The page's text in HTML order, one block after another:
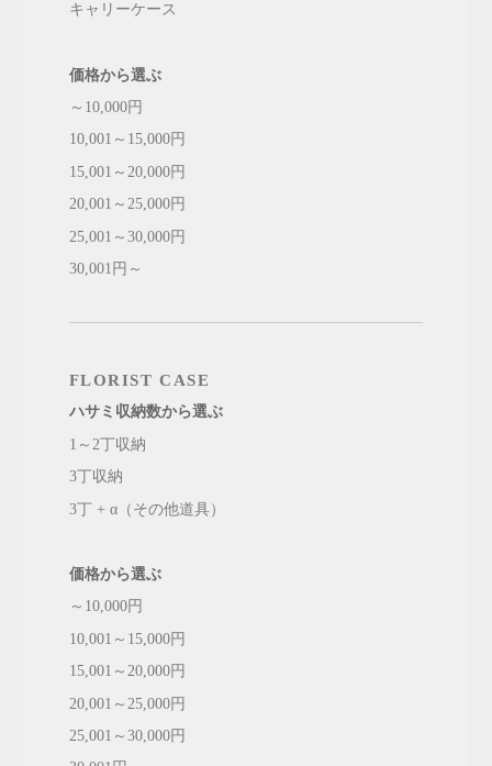
キャリーケース
価格から選ぶ
～10,000円
10,001～15,000円
15,001～20,000円
20,001～25,000円
25,001～30,000円
30,001円～
FLORIST CASE
ハサミ収納数から選ぶ
1～2丁収納
3丁収納
3丁 + α（その他道具）
価格から選ぶ
～10,000円
10,001～15,000円
15,001～20,000円
20,001～25,000円
25,001～30,000円